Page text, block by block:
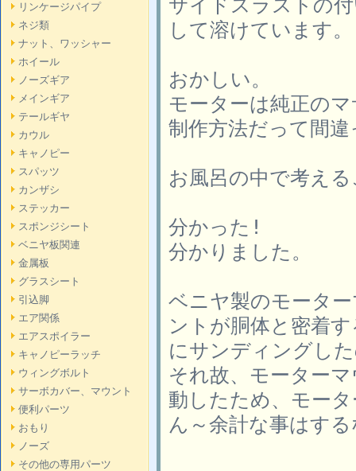
リンケージパイプ
ネジ類
ナット、ワッシャー
ホイール
ノーズギア
メインギア
テールギヤ
カウル
キャノピー
スパッツ
カンザシ
ステッカー
スポンジシート
ベニヤ板関連
金属板
グラスシート
引込脚
エア関係
エアスポイラー
キャノピーラッチ
ウィングボルト
サーボカバー、マウント
便利パーツ
おもり
ノーズ
その他の専用パーツ
サイドスラストの
して溶けています。
おかしい。
モーターは純正の
制作方法だって間
お風呂の中で考え
分かった!
分かりました。
ベニヤ製のモータ
ントが胴体と密着
にサンディングし
それ故、モーター
動したため、モー
ん～余計な事はす